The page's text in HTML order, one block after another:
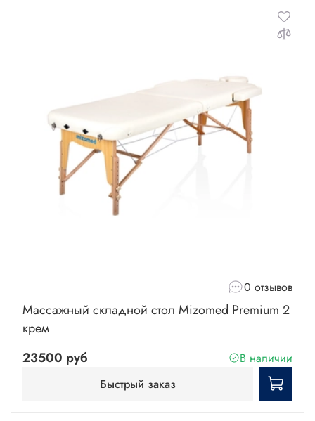
0 отзывов
Массажный складной стол Mizomed Premium 2
крем
23500 руб
В наличии
Быстрый заказ